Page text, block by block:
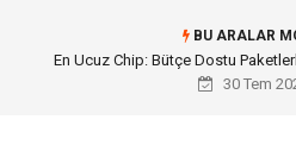
BU ARALAR
En Ucuz Chip: Bütçe Dostu
30 Tem